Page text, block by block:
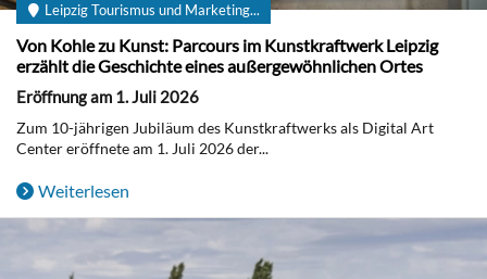
Leipzig Tourismus und Marketing...
Von Kohle zu Kunst: Parcours im Kunstkraftwerk Leipzig
erzählt die Geschichte eines außergewöhnlichen Ortes
Eröffnung am 1. Juli 2026
Zum 10-jährigen Jubiläum des Kunstkraftwerks als Digital Art
Center eröffnete am 1. Juli 2026 der...
Weiterlesen